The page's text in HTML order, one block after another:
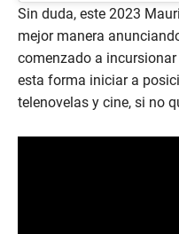
Sin duda, este 2023
mejor manera
comenzado a
esta forma iniciar a
telenovelas y cine, si no